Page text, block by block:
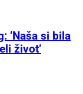
‘Naša si bila
život’